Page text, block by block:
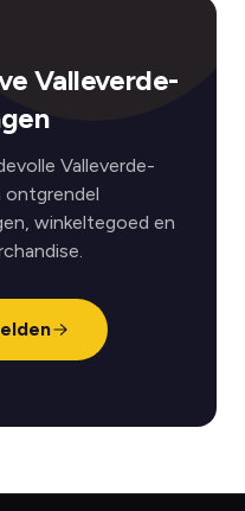
Valleverde-
Valleverde-
ontgrendel
winkeltegoed en